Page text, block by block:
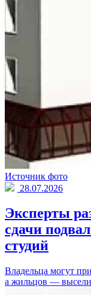
Источник фото
28.07.2026
Эксперты
сдачи
студий
Владельца могут
а жильцов —